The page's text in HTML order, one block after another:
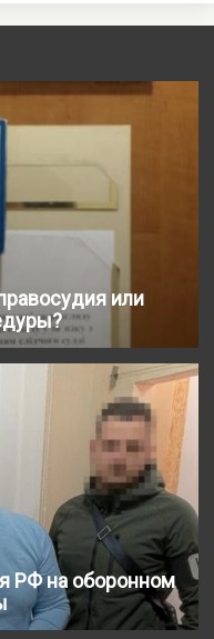
или
РФ на оборонном